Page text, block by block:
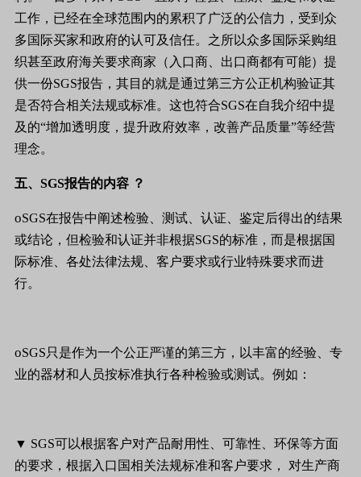
工作，已经在全球范围内的累积了广泛的公信力，受到众
多国际买家和政府的认可及信任。之所以众多国际采购组
织甚至政府海关要求商家（入口商、出口商都有可能）提
供一份SGS报告，其目的就是通过第三方公正机构验证其
是否符合相关法规或标准。这也符合SGS在自我介绍中提
及的“增加透明度，提升政府效率，改善产品质量”等经营
理念。
五、 SGS报告的内容 ？
oSGS在报告中阐述检验、测试、认证、鉴定后得出的结果
或结论，但检验和认证并非根据SGS的标准，而是根据国
际标准、各处法律法规、客户要求或行业特殊要求而进
行。
oSGS 只是作为一个公正严谨的第三方，以丰富的经验、专
业的器材和人员按标准执行各种检验或测试。例如：
▼ SGS可以根据客户对产品耐用性、可靠性、环保等方面
的要求，根据入口国相关法规标准和客户要求，
对生产商